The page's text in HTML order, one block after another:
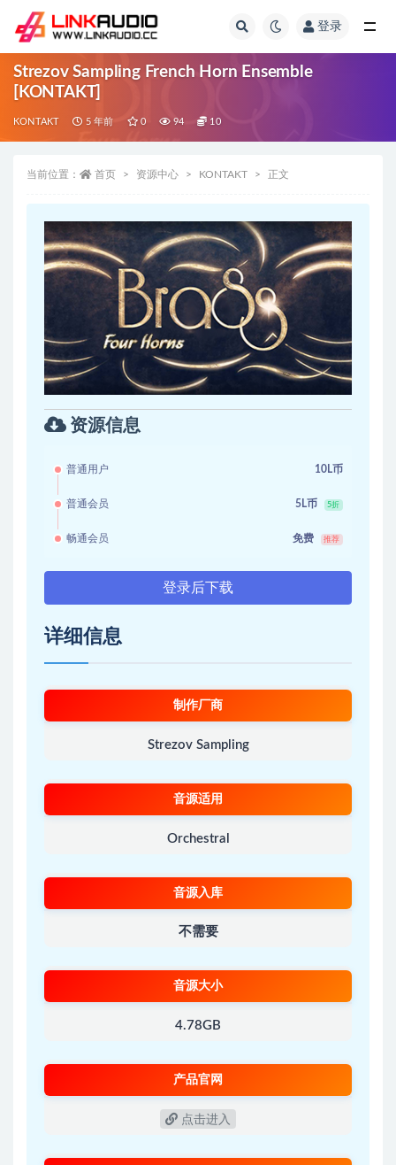
登录
Strezov Sampling French Horn Ensemble
[KONTAKT]
KONTAKT 5 年前 0 94 10
当前位置： 首页 资源中心 KONTAKT 正文
资源信息
普通用户 10L币
普通会员 5L币 5折
畅通会员 免费 推荐
登录后下载
详细信息
制作厂商
Strezov Sampling
音源适用
Orchestral
音源入库
不需要
音源大小
4.78GB
产品官网
点击进入